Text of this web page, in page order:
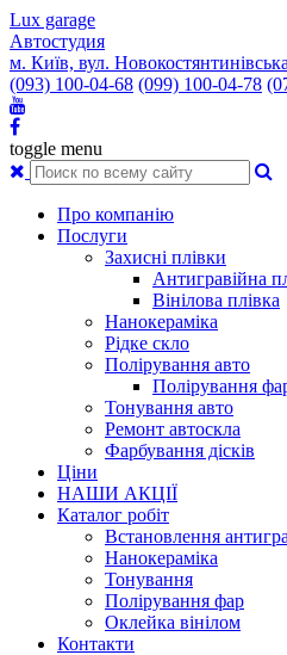
Lux garage
Автостудия
м. Київ, вул.
(093) 100-04-68 (099) 100-04-78
toggle menu
Про компанію
Послуги
Захисні плівки
Антигравійна
Вінілова плівка
Нанокераміка
Рідке скло
Полірування авто
Полірування
Тонування авто
Ремонт автоскла
Фарбування дісків
Ціни
НАШИ АКЦІЇ
Каталог робіт
Встановлення
Нанокераміка
Тонування
Полірування фар
Оклейка вінілом
Контакти